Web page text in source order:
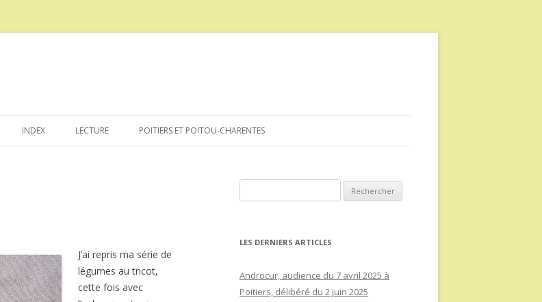
au
INDEX LECTURE POITIERS ET POITOU-CHARENTES
J’ai repris ma série de
légumes au tricot,
cette fois avec
LES DERNIERS ARTICLES
Androcur, audience du 7 avril 2025 à
Poitiers, délibéré du 2 juin 2025